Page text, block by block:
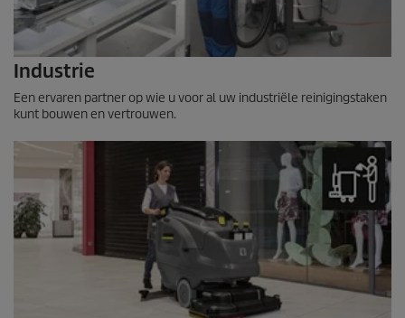
Industrie
Een ervaren partner op wie u voor al uw industriële reinigingstaken
kunt bouwen en vertrouwen.